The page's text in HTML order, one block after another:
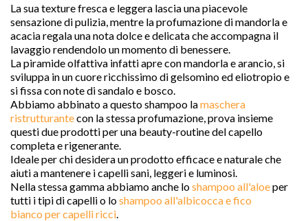
favorite
La sua texture fresca e leggera lascia una piacevole
sensazione di pulizia, mentre la profumazione di mandorla e
acacia regala una nota dolce e delicata che accompagna il
lavaggio rendendolo un momento di benessere.
La piramide olfattiva infatti apre con mandorla e arancio, si
sviluppa in un cuore ricchissimo di gelsomino ed eliotropio e
si fissa con note di sandalo e bosco.
Abbiamo abbinato a questo shampoo lamaschera
ristrutturantecon la stessa profumazione, prova insieme
questi due prodotti per una beauty-routine del capello
completa e rigenerante.
Ideale per chi desidera un prodotto efficace e naturale che
aiuti a mantenere i capelli sani, leggeri e luminosi.
Nella stessa gamma abbiamo anche loshampoo all'aloeper
tutti i tipi di capelli o loshampoo all'albicocca e fico
bianco per capelli ricci